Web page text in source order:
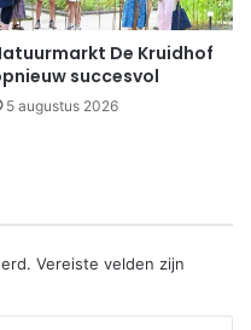
De Kruidhof
succesvol
5 augustus 2026
Vereiste velden zijn